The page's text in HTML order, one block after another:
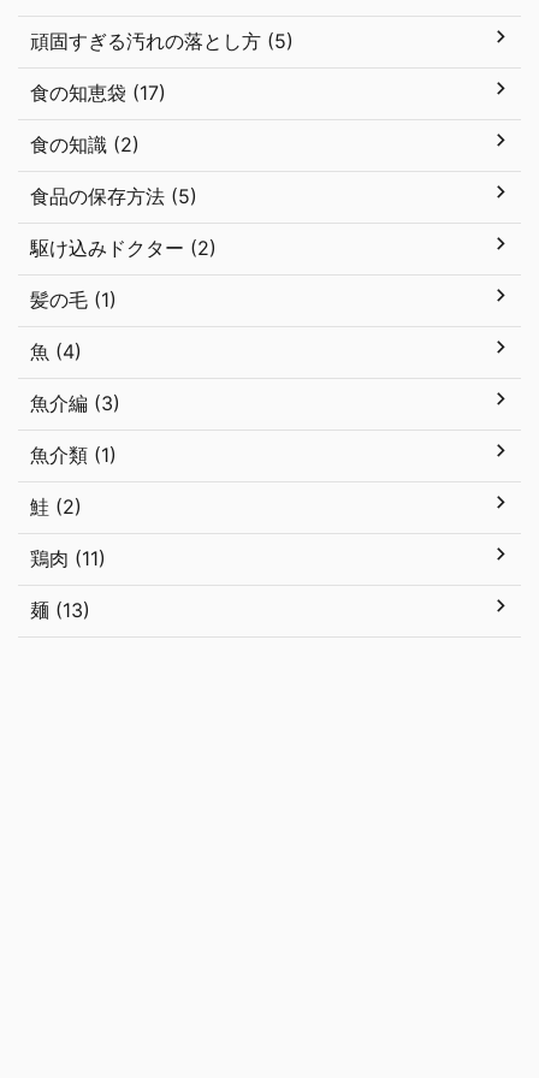
頑固すぎる汚れの落とし方 (5)
食の知恵袋 (17)
食の知識 (2)
食品の保存方法 (5)
駆け込みドクター (2)
髪の毛 (1)
魚 (4)
魚介編 (3)
魚介類 (1)
鮭 (2)
鶏肉 (11)
麺 (13)